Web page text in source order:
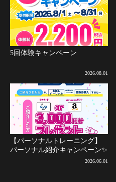
5回体験キャンペーン
2026.08.01
【パーソナルトレーニング】
パーソナル紹介キャンペーン✨
2026.06.01